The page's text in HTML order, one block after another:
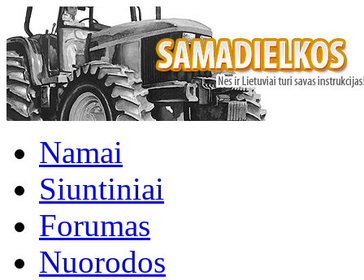
Namai
Siuntiniai
Forumas
Nuorodos